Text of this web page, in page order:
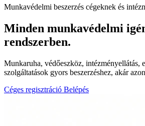
Munkavédelmi beszerzés cégeknek és
Minden munkavédelmi
rendszerben.
Munkaruha, védőeszköz, intézményellátás,
szolgáltatások gyors beszerzéshez, akár
Céges regisztráció Belépés